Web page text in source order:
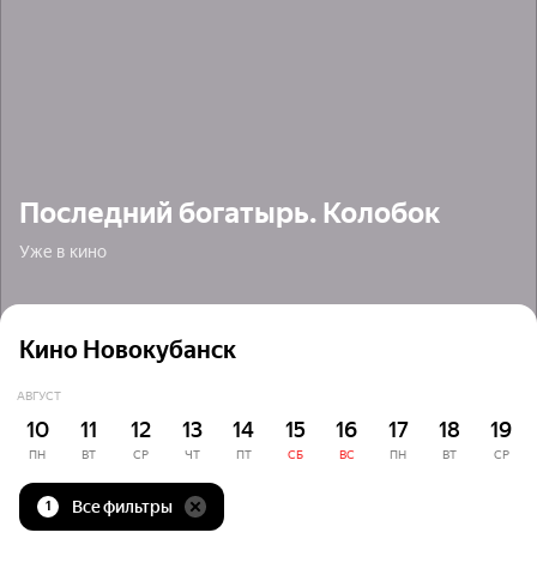
Последний богатырь. Колобок
Уже в кино
Кино Новокубанск
АВГУСТ
10
ПН
11
ВТ
12
СР
13
ЧТ
14
ПТ
15
СБ
16
ВС
17
ПН
18
ВТ
19
СР
1 Все фильтры